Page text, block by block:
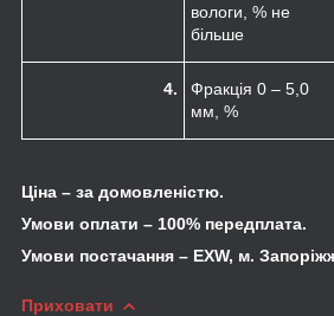
вологи, % не
більше
4.
Фракція 0 – 5,0
мм, %
Ціна – за домовленістю.
Умови оплати – 100% передплата.
Умови постачання – EXW, м.
Приховати